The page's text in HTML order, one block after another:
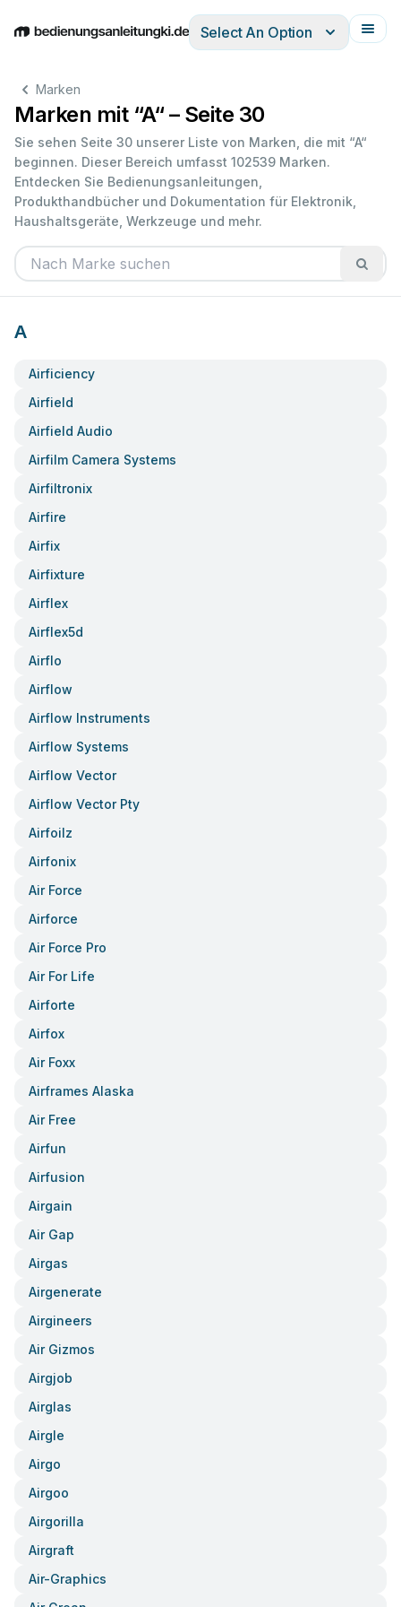
EnglishDeutschEspañolItalianoFrançais
Select An Option
Marken
Marken mit “A“ – Seite 30
Sie sehen Seite 30 unserer Liste von Marken, die mit “A“
beginnen. Dieser Bereich umfasst 102539 Marken.
Entdecken Sie Bedienungsanleitungen,
Produkthandbücher und Dokumentation für Elektronik,
Haushaltsgeräte, Werkzeuge und mehr.
A
Airficiency
Airfield
Airfield Audio
Airfilm Camera Systems
Airfiltronix
Airfire
Airfix
Airfixture
Airflex
Airflex5d
Airflo
Airflow
Airflow Instruments
Airflow Systems
Airflow Vector
Airflow Vector Pty
Airfoilz
Airfonix
Air Force
Airforce
Air Force Pro
Air For Life
Airforte
Airfox
Air Foxx
Airframes Alaska
Air Free
Airfun
Airfusion
Airgain
Air Gap
Airgas
Airgenerate
Airgineers
Air Gizmos
Airgjob
Airglas
Airgle
Airgo
Airgoo
Airgorilla
Airgraft
Air-Graphics